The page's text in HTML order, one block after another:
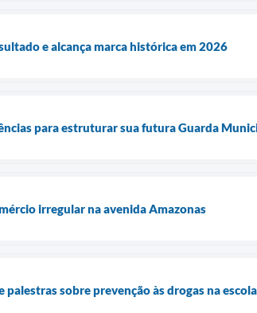
e alcança marca histórica em 2026
para estruturar sua futura Guarda
irregular na avenida Amazonas
sobre prevenção às drogas na